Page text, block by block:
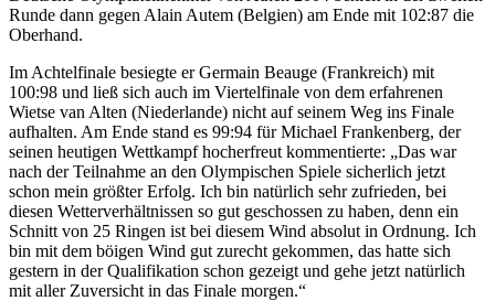
Runde dann gegen Alain Autem (Belgien) am Ende mit 102:87 die
Oberhand.
Im Achtelfinale besiegte er Germain Beauge (Frankreich) mit
100:98 und ließ sich auch im Viertelfinale von dem erfahrenen
Wietse van Alten (Niederlande) nicht auf seinem Weg ins Finale
aufhalten. Am Ende stand es 99:94 für Michael Frankenberg, der
seinen heutigen Wettkampf hocherfreut kommentierte: „Das war
nach der Teilnahme an den Olympischen Spiele sicherlich jetzt
schon mein größter Erfolg. Ich bin natürlich sehr zufrieden, bei
diesen Wetterverhältnissen so gut geschossen zu haben, denn ein
Schnitt von 25 Ringen ist bei diesem Wind absolut in Ordnung. Ich
bin mit dem böigen Wind gut zurecht gekommen, das hatte sich
gestern in der Qualifikation schon gezeigt und gehe jetzt natürlich
mit aller Zuversicht in das Finale morgen.“